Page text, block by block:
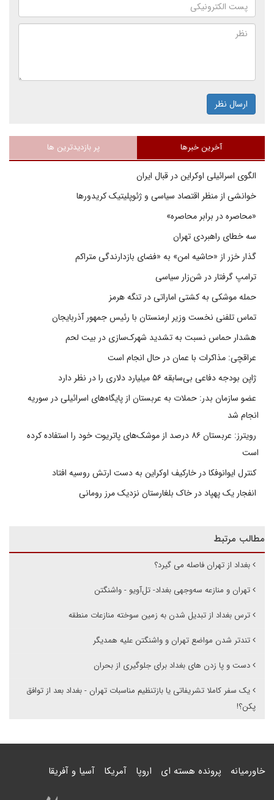
ارسال نظر
آخرین خبرها پر بازدیدترین ها
الگوی اسرائیلی اوکراین در قبال ایران
خوانشی از منظر اقتصاد سیاسی و ژئوپلیتیک کریدورها
«محاصره در برابر محاصره»
سه خطای راهبردی تهران
گذار خزر از «حاشیه امن» به «فضای بازدارندگی متراکم
ترامپ گرفتار در شن‌زار سیاسی
حمله موشکی به کشتی اماراتی در تنگه هرمز
تماس تلفنی نخست وزیر ارمنستان با رئیس جمهور آذربایجان
هشدار حماس نسبت به تشدید شهرک‌سازی در بیت‌ لحم
عراقچی: مذاکرات با عمان در حال انجام است
ژاپن بودجه دفاعی بی‌سابقه ۵۶ میلیارد دلاری را در نظر دارد
عضو سازمان بدر: حملات به عربستان از پایگاه‌های اسرائیلی در سوریه
انجام شد
رویترز: عربستان ۸۶ درصد از موشک‌های پاتریوت خود را استفاده کرده
است
کنترل ایوانوفکا در خارکیف اوکراین به دست ارتش روسیه افتاد
انفجار یک پهپاد در خاک بلغارستان نزدیک مرز رومانی
مطالب مرتبط
بغداد از تهران فاصله می گیرد؟
تهران و منازعه سه‌وجهی بغداد- تل‌آویو - واشنگتن
ترس بغداد از تبدیل شدن به زمین سوخته منازعات منطقه
تندتر شدن مواضع تهران و واشنگتن علیه همدیگر
دست و پا زدن های بغداد برای جلوگیری از بحران
یک سفر کاملا تشریفاتی یا بازتنظیم مناسبات تهران - بغداد بعد از توافق
پکن؟!
خاورمیانه پرونده هسته ای اروپا آمریکا آسیا و آفریقا